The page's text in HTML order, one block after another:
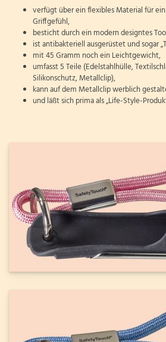
verfügt über ein flexibles Material für
Griffgefühl,
besticht durch ein modern designtes
ist antibakteriell ausgerüstet und sogar
mit 45 Gramm noch ein Leichtgewicht,
umfasst 5 Teile (Edelstahlhülle,
Silikonschutz, Metallclip),
kann auf dem Metallclip werblich
und läßt sich prima als „Life-Style-